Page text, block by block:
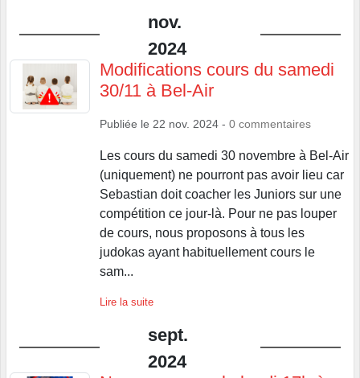
nov.
2024
Modifications cours du samedi
30/11 à Bel-Air
Publiée le 22 nov. 2024 - 0 commentaires
Les cours du samedi 30 novembre à Bel-Air
(uniquement) ne pourront pas avoir lieu car
Sebastian doit coacher les Juniors sur une
compétition ce jour-là. Pour ne pas louper
de cours, nous proposons à tous les
judokas ayant habituellement cours le
sam...
Lire la suite
sept.
2024